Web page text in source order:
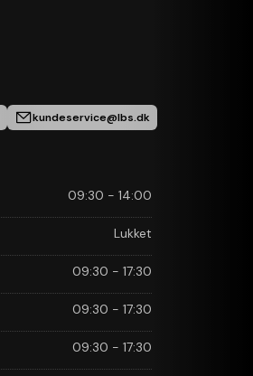
kundeservice@lbs.dk
09:30 - 14:00
Lukket
09:30 - 17:30
09:30 - 17:30
09:30 - 17:30